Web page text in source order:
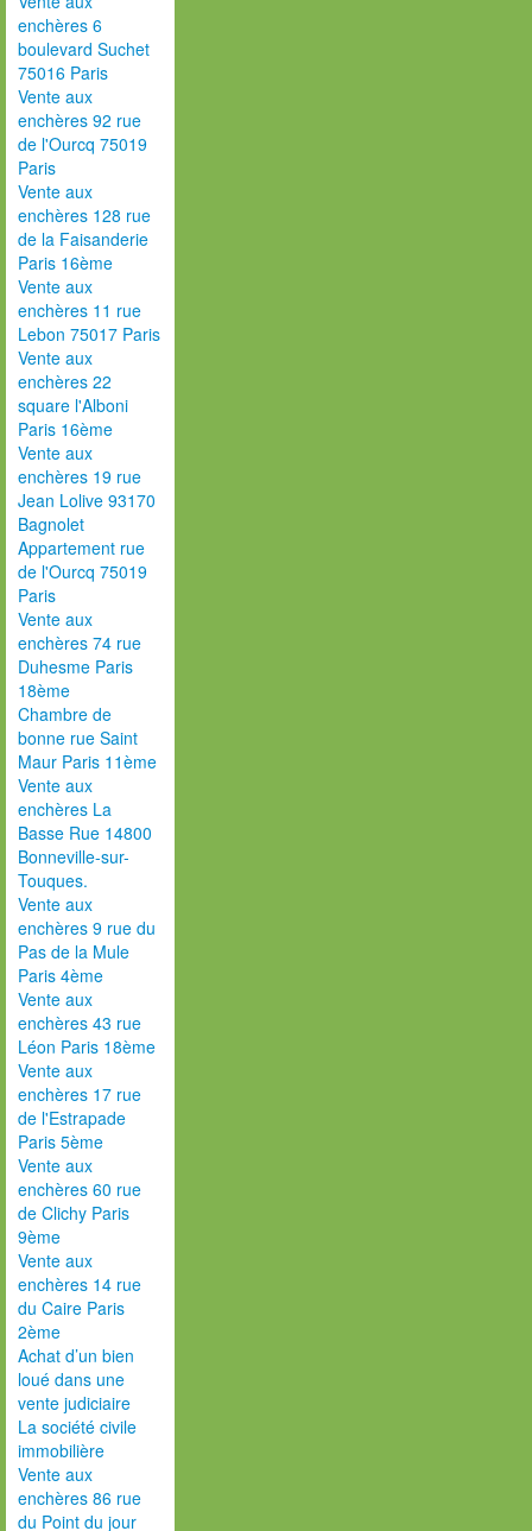
enchères 6
boulevard Suchet
75016 Paris
Vente aux
enchères 92 rue
de l'Ourcq 75019
Paris
Vente aux
enchères 128 rue
de la Faisanderie
Paris 16ème
Vente aux
enchères 11 rue
Lebon 75017 Paris
Vente aux
enchères 22
square l'Alboni
Paris 16ème
Vente aux
enchères 19 rue
Jean Lolive 93170
Bagnolet
Appartement rue
de l'Ourcq 75019
Paris
Vente aux
enchères 74 rue
Duhesme Paris
18ème
Chambre de
bonne rue Saint
Maur Paris 11ème
Vente aux
enchères La
Basse Rue 14800
Bonneville-sur-
Touques.
Vente aux
enchères 9 rue du
Pas de la Mule
Paris 4ème
Vente aux
enchères 43 rue
Léon Paris 18ème
Vente aux
enchères 17 rue
de l'Estrapade
Paris 5ème
Vente aux
enchères 60 rue
de Clichy Paris
9ème
Vente aux
enchères 14 rue
du Caire Paris
2ème
Achat d’un bien
loué dans une
vente judiciaire
La société civile
immobilière
Vente aux
enchères 86 rue
du Point du jour